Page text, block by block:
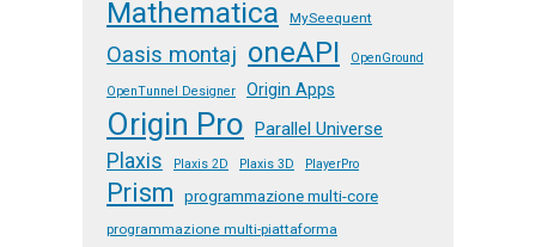
Mathematica MySeequent
Oasis montaj oneAPI OpenGround
OpenTunnel Designer Origin Apps
Origin Pro Parallel Universe
Plaxis Plaxis 2D Plaxis 3D PlayerPro
Prism programmazione multi-core
programmazione multi-piattaforma